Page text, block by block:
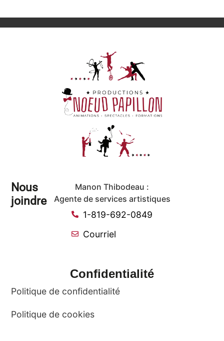
Nous
joindre
Manon Thibodeau :
Agente de services artistiques
1-819-692-0849
Courriel
Confidentialité
Politique de confidentialité
Politique de cookies